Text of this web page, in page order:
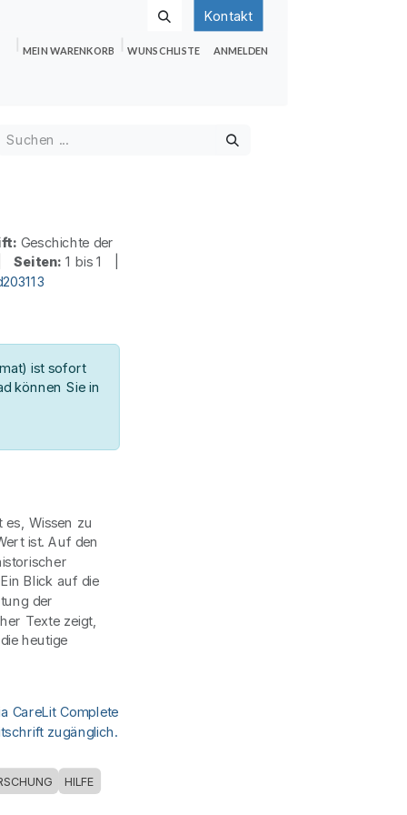
Kontakt
MEIN WARENKORB WUNSCHLISTE ANMELDEN
Geschichte der
|Seiten: 1 bis 1 |
ist sofort
können Sie in
es, Wissen zu
ist. Auf den
Blick auf die
der
Texte zeigt,
heutige
CareLit Complete
zugänglich.
HILFE